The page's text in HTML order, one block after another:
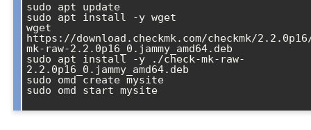
sudo apt update
sudo apt install -y wget
wget
https://download.checkmk.com/checkmk/
mk-raw-2.2.0p16_0.jammy_amd64.deb
sudo apt install -y ./check-mk-raw-
2.2.0p16_0.jammy_amd64.deb
sudo omd create mysite
sudo omd start mysite